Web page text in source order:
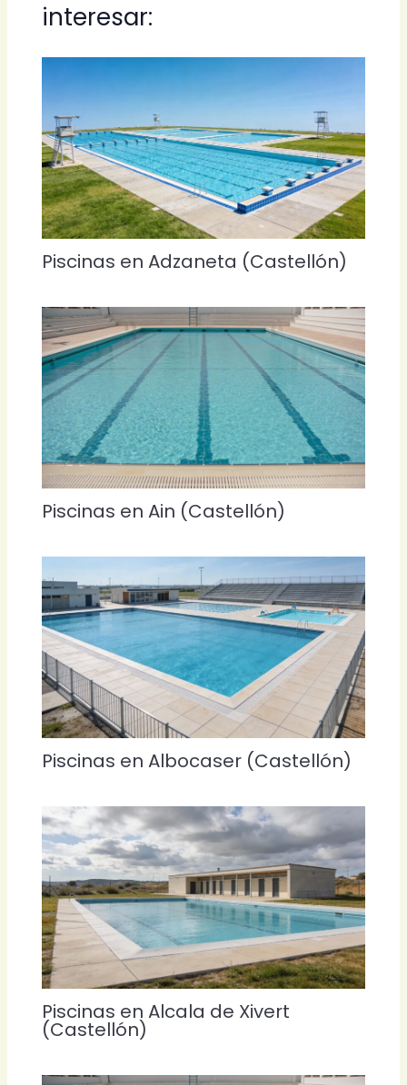
interesar:
Piscinas en Adzaneta (Castellón)
Piscinas en Ain (Castellón)
Piscinas en Albocaser (Castellón)
Piscinas en Alcala de Xivert
(Castellón)